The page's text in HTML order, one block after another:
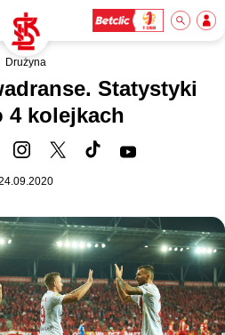
Drużyna
Statystyki
4 kolejkach